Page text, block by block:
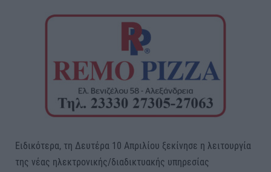
Ειδικότερα, τη Δευτέρα 10 Απριλίου ξεκίνησε η λειτουργία
της νέας ηλεκτρονικής/διαδικτυακής υπηρεσίας